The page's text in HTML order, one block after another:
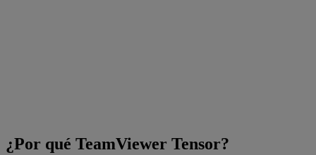
¿Por qué TeamViewer Tensor?